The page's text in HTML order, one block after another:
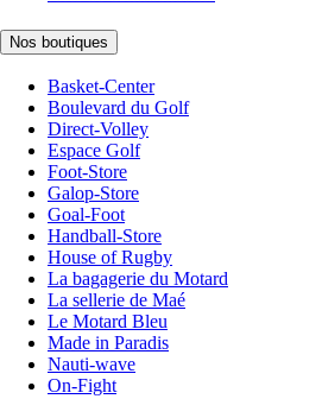
Nos boutiques
Basket-Center
Boulevard du Golf
Direct-Volley
Espace Golf
Foot-Store
Galop-Store
Goal-Foot
Handball-Store
House of Rugby
La bagagerie du Motard
La sellerie de Maé
Le Motard Bleu
Made in Paradis
Nauti-wave
On-Fight